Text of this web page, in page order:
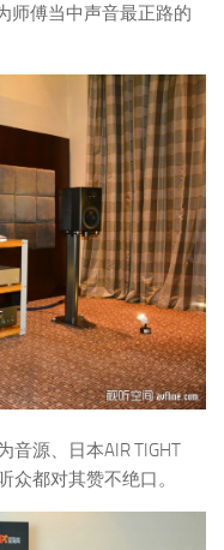
师傅当中声音最正路的
音源、日本AIR TIGHT
众都对其赞不绝口。